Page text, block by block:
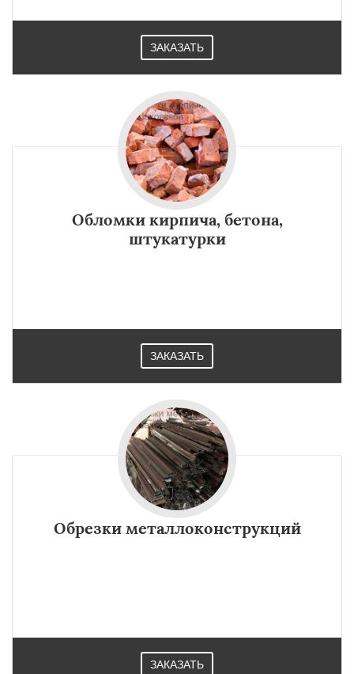
ЗАКАЗАТЬ
Обломки кирпича, бетона,
штукатурки
ЗАКАЗАТЬ
Обрезки металлоконструкций
ЗАКАЗАТЬ